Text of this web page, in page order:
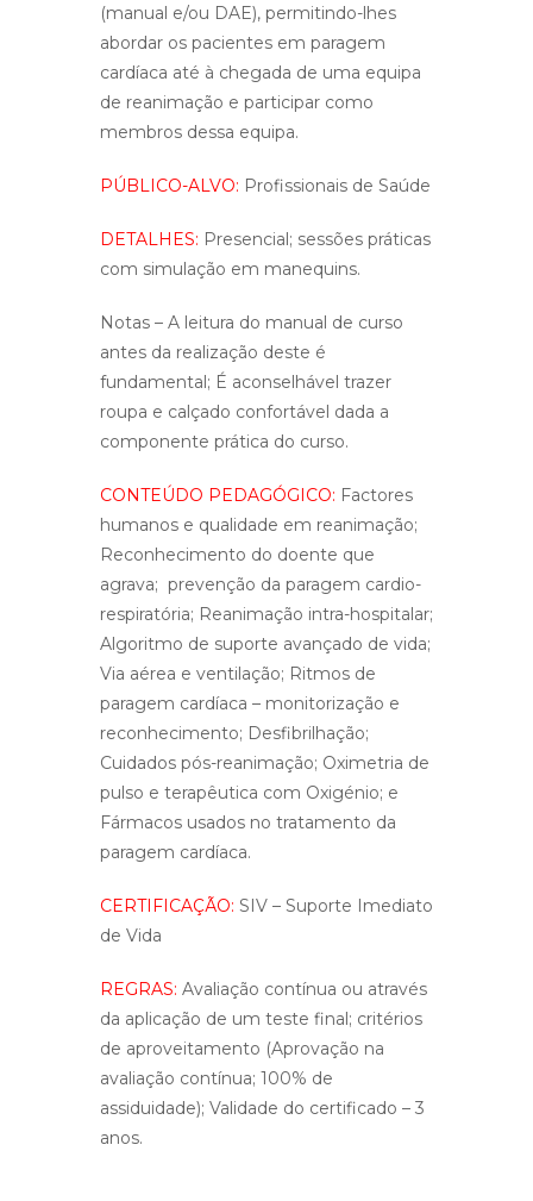
(manual e/ou DAE), permitindo-lhes
abordar os pacientes em paragem
cardíaca até à chegada de uma equipa
de reanimação e participar como
membros dessa equipa.
PÚBLICO-ALVO: Profissionais de Saúde
DETALHES: Presencial; sessões práticas
com simulação em manequins.
Notas – A leitura do manual de curso
antes da realização deste é
fundamental; É aconselhável trazer
roupa e calçado confortável dada a
componente prática do curso.
CONTEÚDO PEDAGÓGICO: Factores
humanos e qualidade em reanimação;
Reconhecimento do doente que
agrava; prevenção da paragem cardio-
respiratória; Reanimação intra-hospitalar;
Algoritmo de suporte avançado de vida;
Via aérea e ventilação; Ritmos de
paragem cardíaca – monitorização e
reconhecimento; Desfibrilhação;
Cuidados pós-reanimação; Oximetria de
pulso e terapêutica com Oxigénio; e
Fármacos usados no tratamento da
paragem cardíaca.
CERTIFICAÇÃO: SIV – Suporte Imediato
de Vida
REGRAS: Avaliação contínua ou através
da aplicação de um teste final; critérios
de aproveitamento (Aprovação na
avaliação contínua; 100% de
assiduidade); Validade do certificado – 3
anos.